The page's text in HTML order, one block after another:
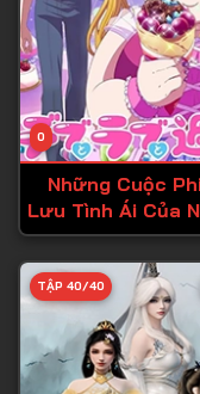
0
Những Cuộc
Lưu Tình Ái Của
Ngoại Cỡ!
TẬP 40/40